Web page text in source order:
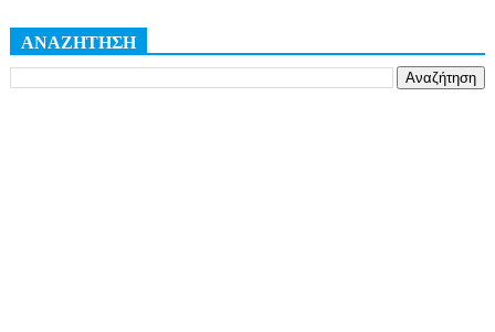
ΑΝΑΖΗΤΗΣΗ